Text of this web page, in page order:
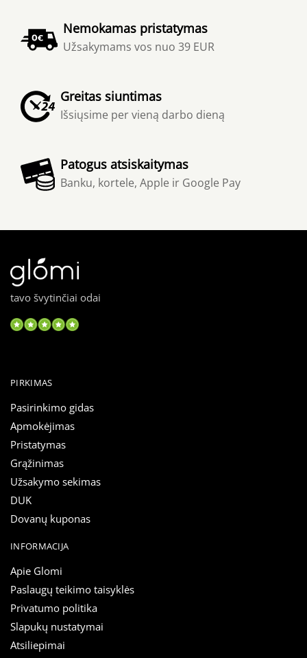
Nemokamas pristatymas
Užsakymams vos nuo 39 EUR
Greitas siuntimas
Išsiųsime per vieną darbo dieną
Patogus atsiskaitymas
Banku, kortele, Apple ir Google Pay
tavo švytinčiai odai
PIRKIMAS
Pasirinkimo gidas
Apmokėjimas
Pristatymas
Grąžinimas
Užsakymo sekimas
DUK
Dovanų kuponas
INFORMACIJA
Apie Glomi
Paslaugų teikimo taisyklės
Privatumo politika
Slapukų nustatymai
Atsiliepimai